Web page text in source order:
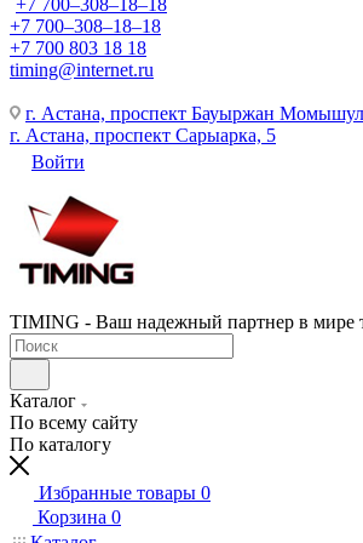
+7 700‒308‒18‒18
+7 700‒308‒18‒18
+7 700 803 18 18
timing@internet.ru
г. Астана, проспект Бауыржан
г. Астана, проспект Сарыарка, 5
Войти
TIMING - Ваш надежный партнер в мире
Каталог
По всему сайту
По каталогу
Избранные товары 0
Корзина 0